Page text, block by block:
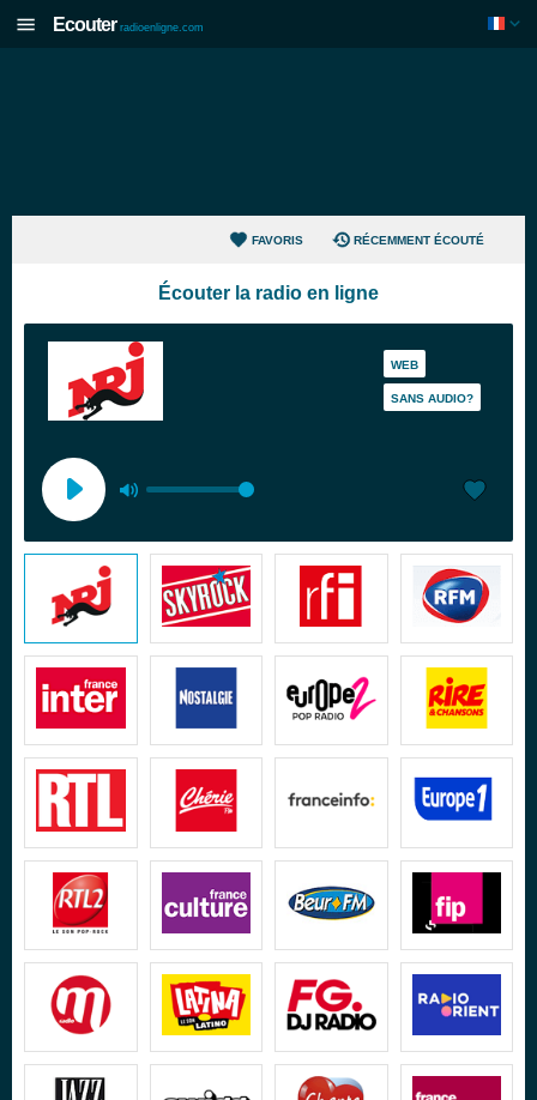
Ecouter radioenligne.com
FAVORIS RÉCEMMENT ÉCOUTÉ
Écouter la radio en ligne
WEB
SANS AUDIO?